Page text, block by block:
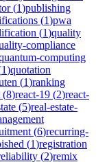
(1)publishing
(1)pwa
(1)quality
compliance
computing
1)quotation
(1)ranking
(8)react-19 (2)react-
(5)real-estate-
(6)recurring-
(1)registration
(2)remix